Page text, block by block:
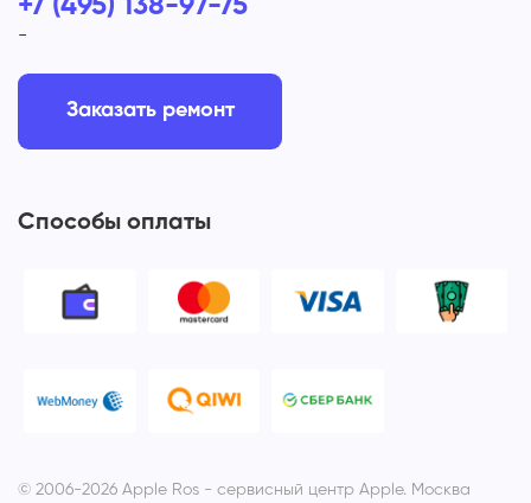
+7 (495) 138-97-75
-
Заказать ремонт
Способы оплаты
© 2006-2026 Apple Ros - сервисный центр Apple. Москва